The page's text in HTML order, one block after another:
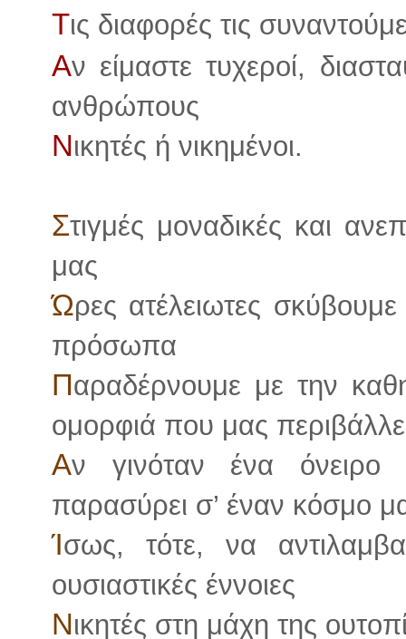
Τις διαφορές τις
Αν είμαστε τυχεροί,
ανθρώπους
Νικητές ή νικημένοι.
Στιγμές μοναδικές και
μας
Ώρες ατέλειωτες
πρόσωπα
Παραδέρνουμε με την
ομορφιά που μας
Αν γινόταν ένα
παρασύρει σ’ έναν κόσμο
Ίσως, τότε, να
ουσιαστικές έννοιες
Νικητές στη μάχη της